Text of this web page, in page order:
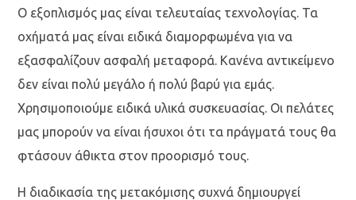
Ο εξοπλισμός μας είναι τελευταίας τεχνολογίας. Τα
οχήματά μας είναι ειδικά διαμορφωμένα για να
εξασφαλίζουν ασφαλή μεταφορά. Κανένα αντικείμενο
δεν είναι πολύ μεγάλο ή πολύ βαρύ για εμάς.
Χρησιμοποιούμε ειδικά υλικά συσκευασίας. Οι πελάτες
μας μπορούν να είναι ήσυχοι ότι τα πράγματά τους θα
φτάσουν άθικτα στον προορισμό τους.
Η διαδικασία της μετακόμισης συχνά δημιουργεί